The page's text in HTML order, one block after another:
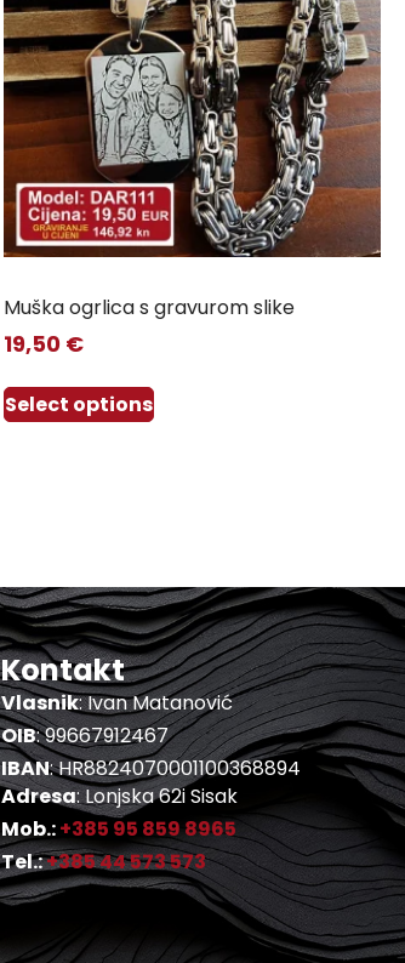
Muška ogrlica s gravurom slike
19,50 €
Select options
Kontakt
Vlasnik: Ivan Matanović
OIB: 99667912467
IBAN: HR8824070001100368894
Adresa: Lonjska 62i Sisak
Mob.:+385 95 859 8965
Tel.:+385 44 573 573